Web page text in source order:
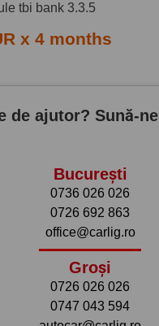
x 4 months
de ajutor? Sună-ne
București
0736 026 026
0726 692 863
office@carlig.ro
Groși
0726 026 026
0747 043 594